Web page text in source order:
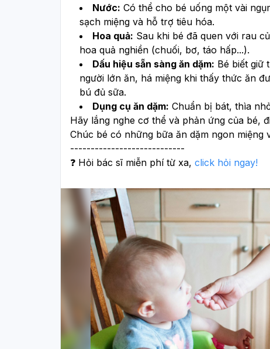
Nước: Có thể cho bé uống một vài
sạch miệng và hỗ trợ tiêu hóa.
Hoa quả: Sau khi bé đã quen với rau
hoa quả nghiền (chuối, bơ, táo hấp...).
Dấu hiệu sẵn sàng ăn dặm: Bé biết giữ
người lớn ăn, há miệng khi thấy thức ăn
bú đủ sữa.
Dụng cụ ăn dặm: Chuẩn bị bát, thìa
Hãy lắng nghe cơ thể và phản ứng của bé,
Chúc bé có những bữa ăn dặm ngon miệng
----------------------------
❓ Hỏi bác sĩ miễn phí từ xa, click hỏi ngay!